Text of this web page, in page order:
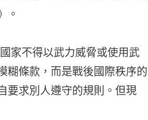
。
家不得以武力威脅或使用武
糊條款，而是戰後國際秩序的
要求別人遵守的規則。但現